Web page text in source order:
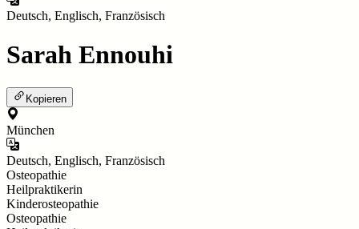
Deutsch, Englisch, Französisch
Sarah Ennouhi
Kopieren
München
Deutsch, Englisch, Französisch
Osteopathie
Heilpraktikerin
Kinderosteopathie
Osteopathie